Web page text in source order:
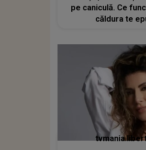
pe caniculă. Ce
căldura te